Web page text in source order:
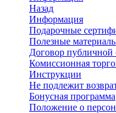
Назад
Информация
Подарочные
Полезные
Договор публичной
Комиссионная
Инструкции
Не подлежит
Бонусная программа
Положение о